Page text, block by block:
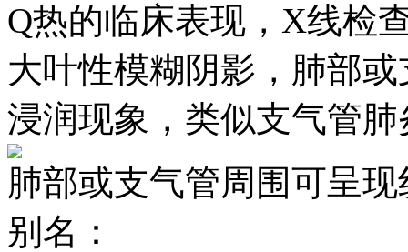
Q热的临床表现，X线检
大叶性模糊阴影，肺部
浸润现象，类似支气管肺
肺部或支气管周围可呈
别名：